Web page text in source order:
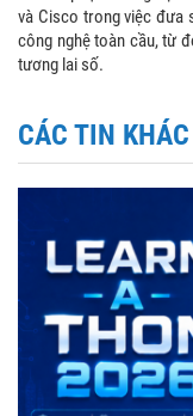
và Cisco trong việc đưa
công nghệ toàn cầu, từ
tương lai số.
CÁC TIN KHÁC